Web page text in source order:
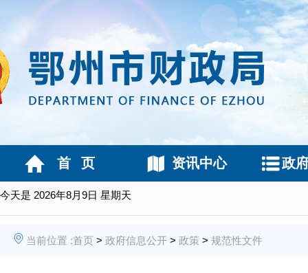
今天是 2026年8月9日 星期天
首 页 资讯中心 政
当前位置 :首页 > 政府信息公开 > 政策 > 规范性文件